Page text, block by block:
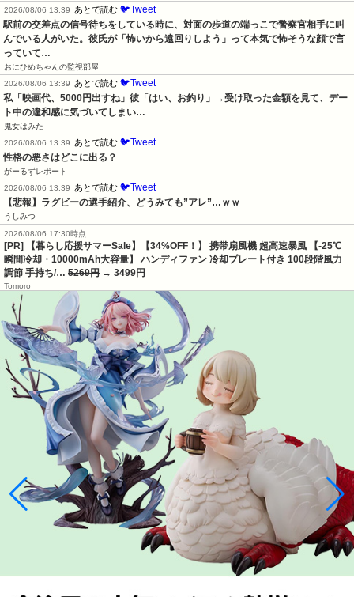
2026/08/06 13:39
あとで読む 🐦Tweet
駅前の交差点の信号待ちをしている時に、対面の歩道の端っこで警察官相手に叫
んでいる人がいた。彼氏が「怖いから遠回りしよう」って本気で怖そうな顔で言
っていて…
おにひめちゃんの監視部屋
2026/08/06 13:39
あとで読む 🐦Tweet
私「映画代、5000円出すね」彼「はい、お釣り」→受け取った金額を見て、デー
ト中の違和感に気づいてしまい…
鬼女はみた
2026/08/06 13:39
あとで読む 🐦Tweet
性格の悪さはどこに出る？
がーるずレポート
2026/08/06 13:39
あとで読む 🐦Tweet
【悲報】ラグビーの選手紹介、どうみても”アレ”…ｗｗ
うしみつ
2026/08/06 17:30時点
[PR] 【暮らし応援サマーSale】【34%OFF！】 携帯扇風機 超高速暴風 【-25℃
瞬間冷却・10000mAh大容量】 ハンディファン 冷却プレート付き 100段階風力
調節 手持ち/… 5269円 → 3499円
Tomoro